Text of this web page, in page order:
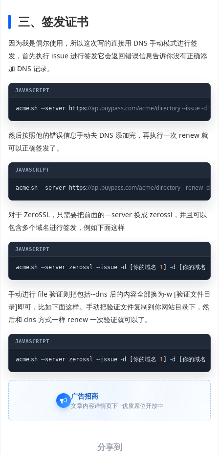
三、签发证书
因为我是偶尔使用，所以这次写的直接用 DNS 手动模式进行签
发，首先执行 issue 进行签发它会返回错误信息告诉你没有正确添
加 DNS 记录。
acme.sh --server https://api.buypass.com/acme/directory --issue -d [
然后按照他的错误信息手动去 DNS 添加完，再执行一次 renew 就
可以正确签发了。
acme.sh --server https://api.buypass.com/acme/directory --renew -d [
对于 ZeroSSL，只需要把前面的—server 换成 zerossl，并且可以
包含多个域名进行签发，例如下面这样
acme.sh --server zerossl --issue -d [你的域名 1 -d [你的域名 2
手动进行 file 验证则把包括--dns 后的内容全部换为-w [验证文件目
录]即可，比如下面这样。手动把验证文件复制到你网站目录下，然
后和 dns 方式一样 renew 一次验证就可以了。
acme.sh --server zerossl --issue -d [你的域名 1 -d [你的域名 2
广告招商
文章内容详情页下 · 优质席位开放中
分享到